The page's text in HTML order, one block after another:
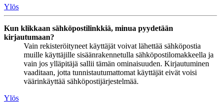
Ylös
Kun klikkaan sähköpostilinkkiä, minua pyydetään
kirjautumaan?
Vain rekisteröityneet käyttäjät voivat lähettää sähköpostia
muille käyttäjille sisäänrakennetulla sähköpostilomakkeella ja
vain jos ylläpitäjä sallii tämän ominaisuuden. Kirjautuminen
vaaditaan, jotta tunnistautumattomat käyttäjät eivät voisi
väärinkäyttää sähköpostijärjestelmää.
Ylös